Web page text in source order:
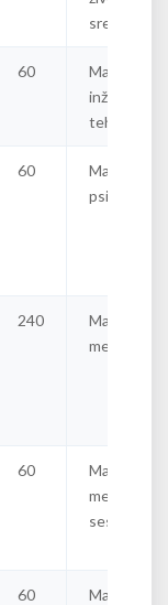
sredine
60
Master
inženjer
tehnologije
60
Master
psiholog
240
Master
menadžer
60
Master
medicinska
sestra
60
Master